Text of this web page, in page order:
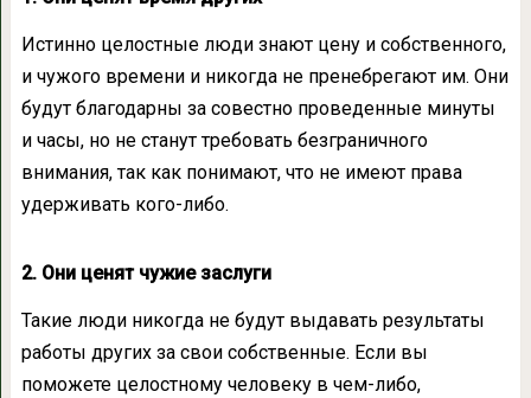
Истинно целостные люди знают цену и собственного,
и чужого времени и никогда не пренебрегают им. Они
будут благодарны за совестно проведенные минуты
и часы, но не станут требовать безграничного
внимания, так как понимают, что не имеют права
удерживать кого-либо.
2. Они ценят чужие заслуги
Такие люди никогда не будут выдавать результаты
работы других за свои собственные. Если вы
поможете целостному человеку в чем-либо,